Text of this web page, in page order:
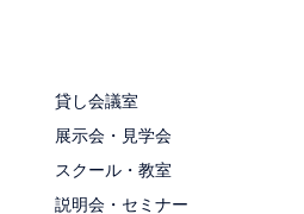
貸し会議室
展示会・見学会
スクール・教室
説明会・セミナー